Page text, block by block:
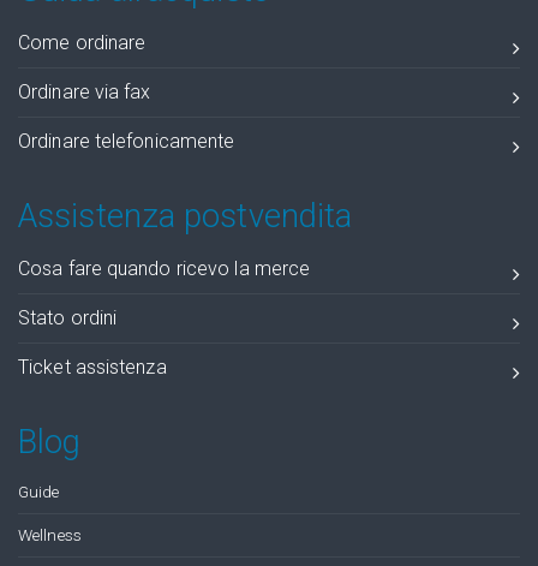
Come ordinare
Ordinare via fax
Ordinare telefonicamente
Assistenza postvendita
Cosa fare quando ricevo la merce
Stato ordini
Ticket assistenza
Blog
Guide
Wellness